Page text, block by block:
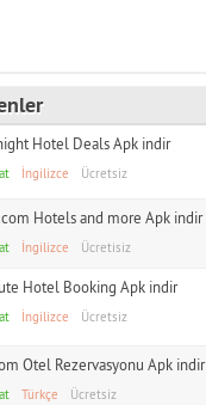
Hotel Deals Apk indir
İngilizce Ücretsiz
Hotels and more Apk indir
İngilizce Ücretisiz
Hotel Booking Apk indir
İngilizce Ücretsiz
Otel Rezervasyonu Apk indir
Türkçe Ücretsiz